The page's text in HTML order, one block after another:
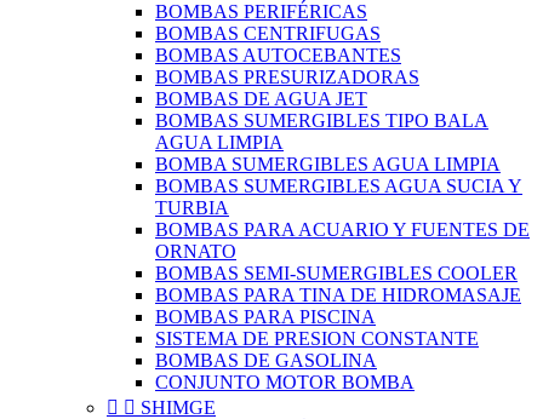
BOMBAS PERIFÉRICAS
BOMBAS CENTRIFUGAS
BOMBAS AUTOCEBANTES
BOMBAS PRESURIZADORAS
BOMBAS DE AGUA JET
BOMBAS SUMERGIBLES TIPO BALA
AGUA LIMPIA
BOMBA SUMERGIBLES AGUA LIMPIA
BOMBAS SUMERGIBLES AGUA SUCIA Y
TURBIA
BOMBAS PARA ACUARIO Y FUENTES DE
ORNATO
BOMBAS SEMI-SUMERGIBLES COOLER
BOMBAS PARA TINA DE HIDROMASAJE
BOMBAS PARA PISCINA
SISTEMA DE PRESION CONSTANTE
BOMBAS DE GASOLINA
CONJUNTO MOTOR BOMBA
  SHIMGE